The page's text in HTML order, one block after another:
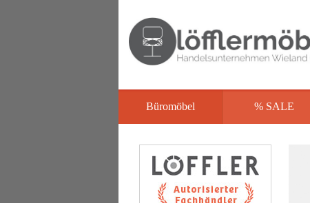
Büromöbel % SALE